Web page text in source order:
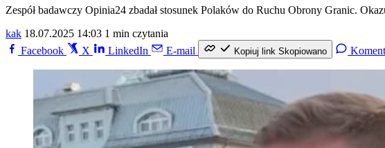
Zespół badawczy Opinia24 zbadał stosunek Polaków do Ruchu Obrony Granic.
kak 18.07.2025 14:03 1 min czytania
Facebook
X LinkedIn E-mail Kopiuj link Skopiowano